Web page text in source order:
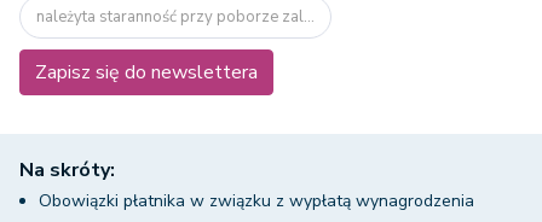
należyta staranność przy poborze zal...
Zapisz się do newslettera
Na skróty:
Obowiązki płatnika w związku z wypłatą wynagrodzenia